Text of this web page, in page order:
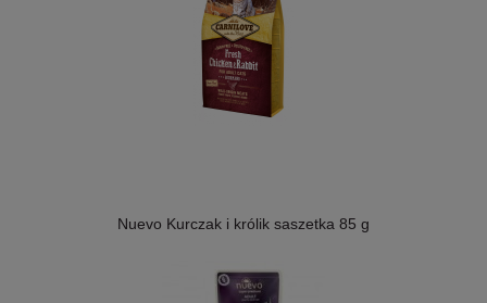
Nuevo Kurczak i królik saszetka 85 g